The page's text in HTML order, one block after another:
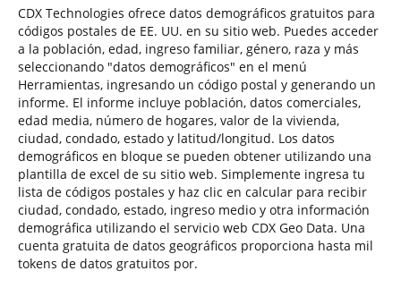
CDX Technologies ofrece datos demográficos gratuitos para
códigos postales de EE. UU. en su sitio web. Puedes acceder
a la población, edad, ingreso familiar, género, raza y más
seleccionando "datos demográficos" en el menú
Herramientas, ingresando un código postal y generando un
informe. El informe incluye población, datos comerciales,
edad media, número de hogares, valor de la vivienda,
ciudad, condado, estado y latitud/longitud. Los datos
demográficos en bloque se pueden obtener utilizando una
plantilla de excel de su sitio web. Simplemente ingresa tu
lista de códigos postales y haz clic en calcular para recibir
ciudad, condado, estado, ingreso medio y otra información
demográfica utilizando el servicio web CDX Geo Data. Una
cuenta gratuita de datos geográficos proporciona hasta mil
tokens de datos gratuitos por.